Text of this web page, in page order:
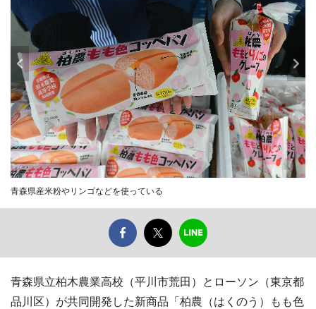
青森県産米粉やリンゴなどを使っている
青森県立柏木農業高校（平川市荒田）とローソン（東京都
品川区）が共同開発した新商品「柏農（はくのう）もも色